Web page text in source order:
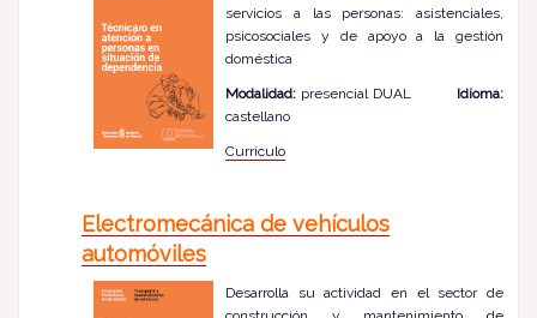
servicios a las personas: asistenciales,
psicosociales y de apoyo a la gestión
doméstica
Modalidad: presencial DUAL Idioma:
castellano
Currículo
Electromecánica de vehículos
automóviles
Desarrolla su actividad en el sector de